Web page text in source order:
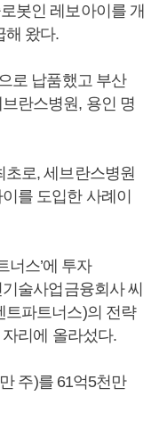
봇인 레보아이를 개
해 왔다.
로 납품했고 부산
란스병원, 용인 명
로, 세브란스병원
를 도입한 사례이
너스’에 투자
술사업금융회사 씨
트파트너스)의 전략
리에 올라섰다.
주)를 61억5천만